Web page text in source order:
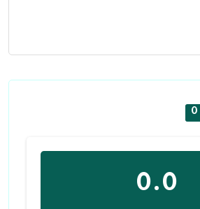
0
0.0